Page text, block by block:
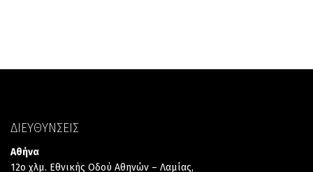
ΔΙΕΥΘΥΝΣΕΙΣ
Αθήνα
12ο χλμ. Εθνικής Οδού Αθηνών – Λαμίας,